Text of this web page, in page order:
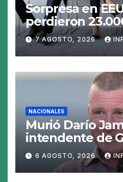
Sorpresa en
perdieron
julio y el
las perspectivas
tasas
7 AGOSTO, 2026
NACIONALES
Murió Darío
intendente de
6 AGOSTO, 2026